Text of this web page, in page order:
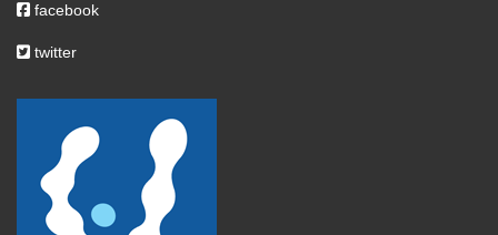
facebook
twitter